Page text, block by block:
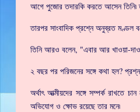
আগে পুজোর তদারকি করতে আসেন তিনি৷
তারপর সাংবাদিক প্রশ্নে অনুব্রত মণ্ডল
তিনি আরও বলেন, "এবার আর খাওয়া-
২ বছর পর পরিজনের সঙ্গে কথা হল?
অর্থাৎ আত্মীয়দের সঙ্গে সম্পর্ক রাখতে
অভিযোগ ও ক্ষোভ রয়েছে তার মনে৷